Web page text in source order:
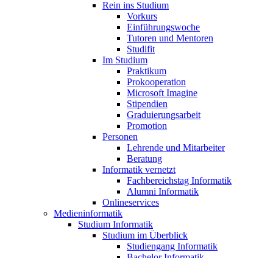
Rein ins Studium
Vorkurs
Einführungswoche
Tutoren und Mentoren
Studifit
Im Studium
Praktikum
Prokooperation
Microsoft Imagine
Stipendien
Graduierungsarbeit
Promotion
Personen
Lehrende und Mitarbeiter
Beratung
Informatik vernetzt
Fachbereichstag Informatik
Alumni Informatik
Onlineservices
Medieninformatik
Studium Informatik
Studium im Überblick
Studiengang Informatik